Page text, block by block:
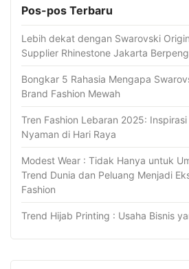
Pos-pos Terbaru
Lebih dekat dengan Swarovski
Supplier Rhinestone Jakarta
Bongkar 5 Rahasia Mengapa
Brand Fashion Mewah
Tren Fashion Lebaran 2025:
Nyaman di Hari Raya
Modest Wear : Tidak Hanya untuk
Trend Dunia dan Peluang Menjadi
Fashion
Trend Hijab Printing : Usaha Bisnis